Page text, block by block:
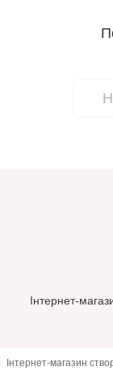
Інтернет-
Інтернет-магазин